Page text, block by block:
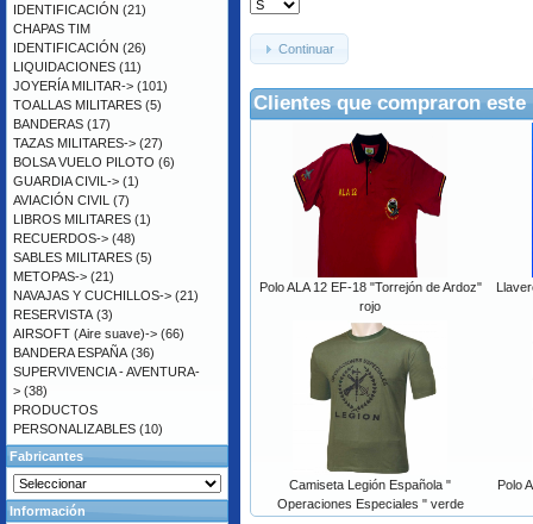
Continuar
Clientes que compraron
Polo ALA 12 EF-18 "Torrejón de Ardoz"
rojo
Camiseta Legión Española "
Operaciones Especiales " verde
Polo
IDENTIFICACIÓN (21)
CHAPAS TIM
IDENTIFICACIÓN (26)
LIQUIDACIONES (11)
JOYERÍA MILITAR-> (101)
TOALLAS MILITARES (5)
BANDERAS (17)
TAZAS MILITARES-> (27)
BOLSA VUELO PILOTO (6)
GUARDIA CIVIL-> (1)
AVIACIÓN CIVIL (7)
LIBROS MILITARES (1)
RECUERDOS-> (48)
SABLES MILITARES (5)
METOPAS-> (21)
NAVAJAS Y CUCHILLOS-> (21)
RESERVISTA (3)
AIRSOFT (Aire suave)-> (66)
BANDERA ESPAÑA (36)
SUPERVIVENCIA - AVENTURA-
> (38)
PRODUCTOS
PERSONALIZABLES (10)
Fabricantes
Información